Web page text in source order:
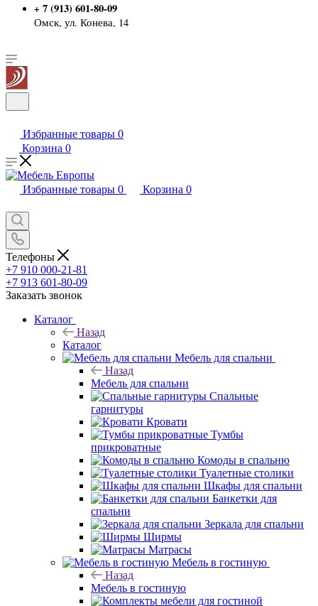
+ 7 (913) 601-80-09
Омск, ул. Конева, 14
Избранные товары 0
Корзина 0
Избранные товары 0 Корзина 0
Телефоны
+7 910 000-21-81
+7 913 601-80-09
Заказать звонок
Каталог
Назад
Каталог
Мебель для спальни
Назад
Мебель для спальни
Спальные
гарнитуры
Кровати
Тумбы
прикроватные
Комоды в спальню
Туалетные столики
Шкафы для спальни
Банкетки для
спальни
Зеркала для спальни
Ширмы
Матрасы
Мебель в гостиную
Назад
Мебель в гостиную